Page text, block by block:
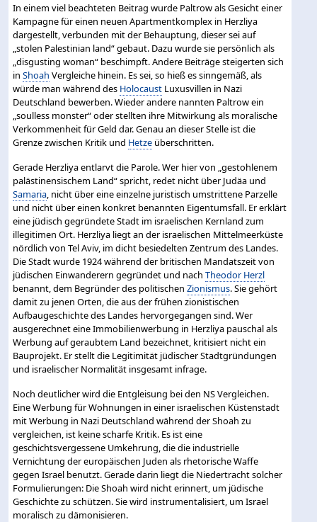
In einem viel beachteten Beitrag wurde Paltrow als Gesicht einer
Kampagne für einen neuen Apartmentkomplex in Herzliya
dargestellt, verbunden mit der Behauptung, dieser sei auf
„stolen Palestinian land“ gebaut. Dazu wurde sie persönlich als
„disgusting woman“ beschimpft. Andere Beiträge steigerten sich
inShoah Vergleiche hinein. Es sei, so hieß es sinngemäß, als
würde man während des Holocaust Luxusvillen in Nazi
Deutschland bewerben. Wieder andere nannten Paltrow ein
„soulless monster“ oder stellten ihre Mitwirkung als moralische
Verkommenheit für Geld dar. Genau an dieser Stelle ist die
Grenze zwischen Kritik und Hetze überschritten.
Gerade Herzliya entlarvt die Parole. Wer hier von „gestohlenem
palästinensischem Land“ spricht, redet nicht über Judäa und
Samaria , nicht über eine einzelne juristisch umstrittene Parzelle
und nicht über einen konkret benannten Eigentumsfall. Er erklärt
eine jüdisch gegründete Stadt im israelischen Kernland zum
illegitimen Ort. Herzliya liegt an der israelischen Mittelmeerküste
nördlich von Tel Aviv, im dicht besiedelten Zentrum des Landes.
Die Stadt wurde 1924 während der britischen Mandatszeit von
jüdischen Einwanderern gegründet und nachTheodor Herzl
benannt, dem Begründer des politischenZionismus. Sie gehört
damit zu jenen Orten, die aus der frühen zionistischen
Aufbaugeschichte des Landes hervorgegangen sind. Wer
ausgerechnet eine Immobilienwerbung in Herzliya pauschal als
Werbung auf geraubtem Land bezeichnet, kritisiert nicht ein
Bauprojekt. Er stellt die Legitimität jüdischer Stadtgründungen
und israelischer Normalität insgesamt infrage.
Noch deutlicher wird die Entgleisung bei den NS Vergleichen.
Eine Werbung für Wohnungen in einer israelischen Küstenstadt
mit Werbung in Nazi Deutschland während der Shoah zu
vergleichen, ist keine scharfe Kritik. Es ist eine
geschichtsvergessene Umkehrung, die die industrielle
Vernichtung der europäischen Juden als rhetorische Waffe
gegen Israel benutzt. Gerade darin liegt die Niedertracht solcher
Formulierungen: Die Shoah wird nicht erinnert, um jüdische
Geschichte zu schützen. Sie wird instrumentalisiert, um Israel
moralisch zu dämonisieren.